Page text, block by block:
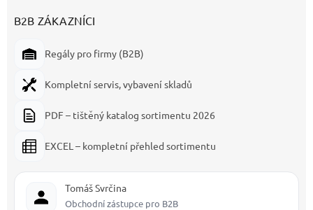
B2B ZÁKAZNÍCI
Regály pro firmy (B2B)
Kompletní servis, vybavení skladů
PDF – tištěný katalog sortimentu 2026
EXCEL – kompletní přehled sortimentu
Tomáš Svrčina
Obchodní zástupce pro B2B